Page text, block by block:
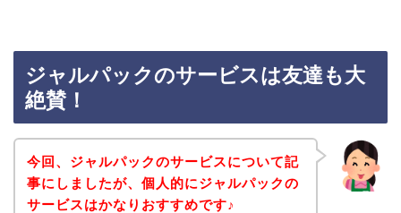
ジャルパックのサービスは友達も大
絶賛！
今回、ジャルパックのサービスについて記
事にしましたが、個人的にジャルパックの
サービスはかなりおすすめです♪